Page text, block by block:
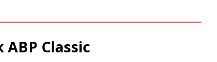
Classic